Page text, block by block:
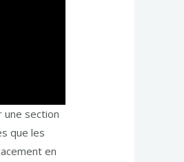
une section
que les
en